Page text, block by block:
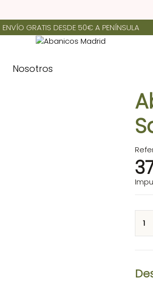
ENVÍO GRATIS DESDE 50€ A PENÍNSULA
Nosotros